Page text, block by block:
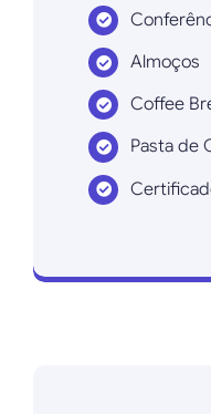
Almoços
Coffee
Pasta de